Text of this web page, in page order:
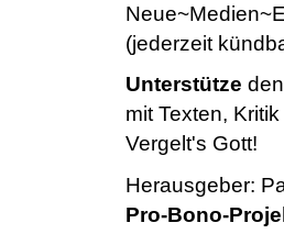
(jederzeit
Unterstütze
mit Texten,
Vergelt's Gott!
Herausgeber:
Pro-Bono-